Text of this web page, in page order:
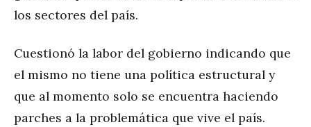
los sectores del país.
Cuestionó la labor del gobierno indicando que
el mismo no tiene una política estructural y
que al momento solo se encuentra haciendo
parches a la problemática que vive el país.